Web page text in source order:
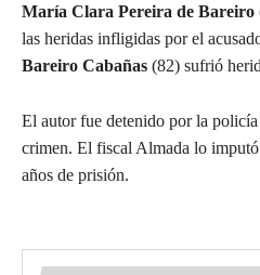
María Clara Pereira de Bareiro
las heridas infligidas por el
Bareiro Cabañas (82) sufrió
El autor fue detenido por la
crimen. El fiscal Almada lo
años de prisión.